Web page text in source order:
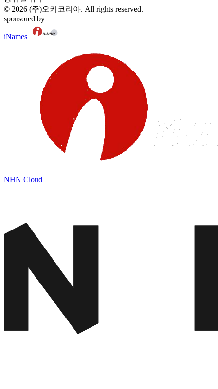
© 2026 (주)오키코리아. All rights reserved.
sponsored by
iNames
NHN Cloud